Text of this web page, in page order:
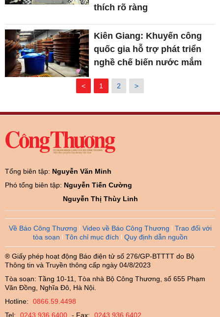
thích rõ ràng
Kiên Giang: Khuyến công
quốc gia hỗ trợ phát triển
nghề chế biến nước mắm
< 1 2 >
Tổng biên tập: Nguyễn Văn Minh
Phó tổng biên tập: Nguyễn Tiến Cường
Nguyễn Thị Thùy Linh
Về Báo Công Thương Video về Báo Công Thương
Trao đổi với
tòa soạn
Tôn chỉ mục đích Quy định dẫn nguồn
® Giấy phép hoạt động Báo điện tử số 276/GP-BTTTT do Bộ
Thông tin và Truyền thông cấp ngày 04/8/2023
Tòa soạn: Tầng 10-11, Tòa nhà Bộ Công Thương, số 655 Phạm
Văn Đồng, Nghĩa Đô, Hà Nội.
Hotline:
0866.59.4498
Tel:
0243.936.6400 - Fax: 0243.936.6402